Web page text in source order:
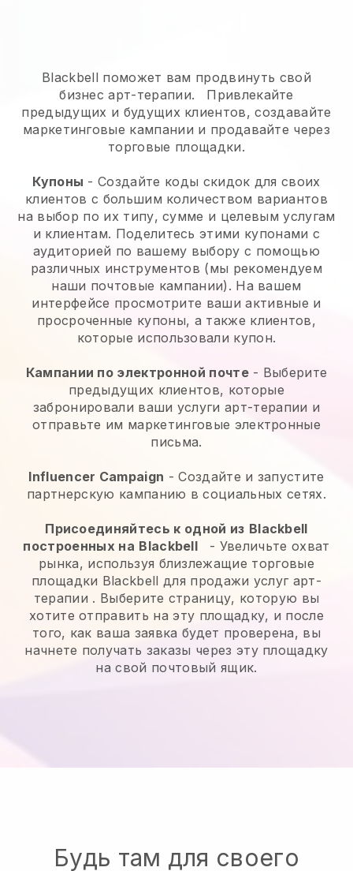
Blackbell поможет вам продвинуть свой
бизнес арт-терапии.
Привлекайте
предыдущих и будущих клиентов, создавайте
маркетинговые кампании и продавайте через
торговые площадки.
Купоны - Создайте коды скидок для своих
клиентов с большим количеством вариантов
на выбор по их типу, сумме и целевым услугам
и клиентам. Поделитесь этими купонами с
аудиторией по вашему выбору с помощью
различных инструментов (мы рекомендуем
наши почтовые кампании). На вашем
интерфейсе просмотрите ваши активные и
просроченные купоны, а также клиентов,
которые использовали купон.
Кампании по электронной почте- Выберите
предыдущих клиентов, которые
забронировали ваши услуги арт-терапии и
отправьте им маркетинговые электронные
письма.
Influencer Campaign - Создайте и запустите
партнерскую кампанию в социальных сетях.
Присоединяйтесь к одной из Blackbell
построенных на Blackbell - Увеличьте охват
рынка, используя близлежащие торговые
площадки Blackbell для продажи услуг арт-
терапии . Выберите страницу, которую вы
хотите отправить на эту площадку, и после
того, как ваша заявка будет проверена, вы
начнете получать заказы через эту площадку
на свой почтовый ящик.
Будь там для своего